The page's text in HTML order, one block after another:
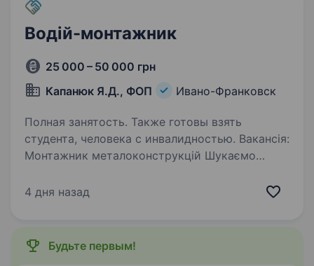
Водій-монтажник
25 000 – 50 000 грн
Капанюк Я.Д., ФОП
Ивано-Франковск
Полная занятость. Также готовы взять
студента, человека с инвалидностью. Вакансія:
Монтажник металоконструкцій Шукаємо
монтажника. Обов’язки: Монтаж
до них;…
4 дня назад
Будьте первым!